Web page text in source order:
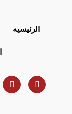
الرئيسية